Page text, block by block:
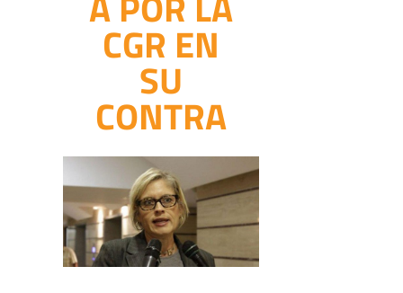
CGR EN
SU
CONTRA